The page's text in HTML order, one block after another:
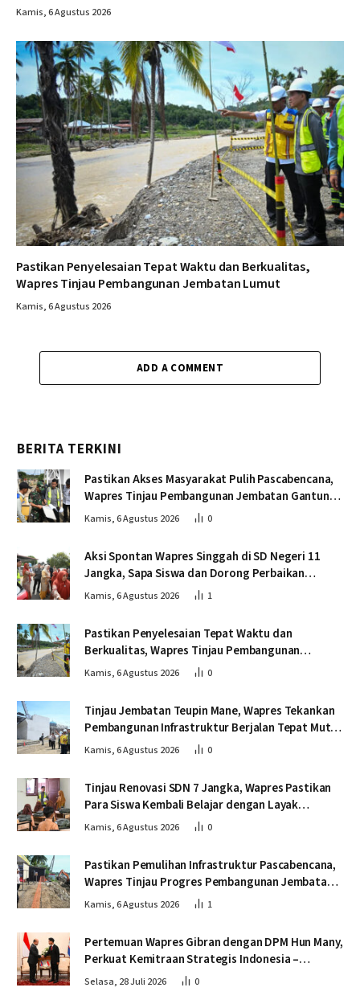
Kamis, 6 Agustus 2026
Pastikan Penyelesaian Tepat Waktu dan Berkualitas,
Wapres Tinjau Pembangunan Jembatan Lumut
Kamis, 6 Agustus 2026
ADD A COMMENT
BERITA TERKINI
Pastikan Akses Masyarakat Pulih Pascabencana,
Wapres Tinjau Pembangunan Jembatan Gantung
Kendawi
Kamis, 6 Agustus 2026 0
Aksi Spontan Wapres Singgah di SD Negeri 11
Jangka, Sapa Siswa dan Dorong Perbaikan
Sekolah
Kamis, 6 Agustus 2026 1
Pastikan Penyelesaian Tepat Waktu dan
Berkualitas, Wapres Tinjau Pembangunan
Jembatan Lumut
Kamis, 6 Agustus 2026 0
Tinjau Jembatan Teupin Mane, Wapres Tekankan
Pembangunan Infrastruktur Berjalan Tepat Mutu
dan Tepat Waktu
Kamis, 6 Agustus 2026 0
Tinjau Renovasi SDN 7 Jangka, Wapres Pastikan
Para Siswa Kembali Belajar dengan Layak
Pascabencana
Kamis, 6 Agustus 2026 0
Pastikan Pemulihan Infrastruktur Pascabencana,
Wapres Tinjau Progres Pembangunan Jembatan
Krueng Tingkeum Bireuen
Kamis, 6 Agustus 2026 1
Pertemuan Wapres Gibran dengan DPM Hun Many,
Perkuat Kemitraan Strategis Indonesia –
Kamboja
Selasa, 28 Juli 2026 0